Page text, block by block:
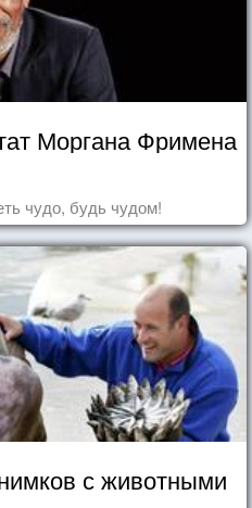
Моргана Фримена
чудо, будь чудом!
с животными